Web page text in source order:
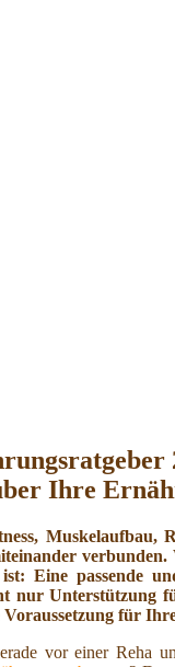
Ihre
Muskelaufbau,
verbunden.
Eine passende
nur Unterstützung
Voraussetzung für
vor einer Reha